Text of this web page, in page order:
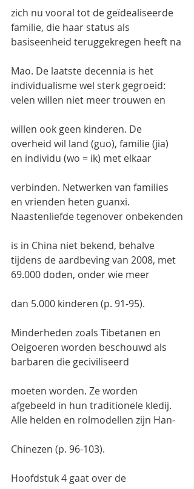
zich nu vooral tot de geïdealiseerde
familie, die haar status als
basiseenheid teruggekregen heeft na
Mao. De laatste decennia is het
individualisme wel sterk gegroeid:
velen willen niet meer trouwen en
willen ook geen kinderen. De
overheid wil land (guo), familie (jia)
en individu (wo = ik) met elkaar
verbinden. Netwerken van families
en vrienden heten guanxi.
Naastenliefde tegenover onbekenden
is in China niet bekend, behalve
tijdens de aardbeving van 2008, met
69.000 doden, onder wie meer
dan 5.000 kinderen (p. 91-95).
Minderheden zoals Tibetanen en
Oeigoeren worden beschouwd als
barbaren die geciviliseerd
moeten worden. Ze worden
afgebeeld in hun traditionele kledij.
Alle helden en rolmodellen zijn Han-
Chinezen (p. 96-103).
Hoofdstuk 4 gaat over de